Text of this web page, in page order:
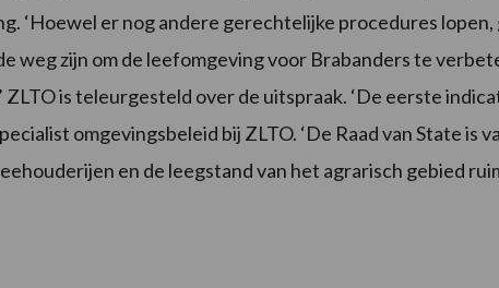
‘Hoewel er nog andere gerechtelijke procedures
weg zijn om de leefomgeving voor Brabanders te
is teleurgesteld over de uitspraak. ‘De eerste
omgevingsbeleid bij ZLTO. ‘De Raad van State is
en de leegstand van het agrarisch gebied